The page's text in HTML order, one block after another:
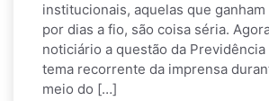
institucionais, aquelas que
por dias a fio, são coisa séria.
noticiário a questão da
tema recorrente da imprensa
meio do […]